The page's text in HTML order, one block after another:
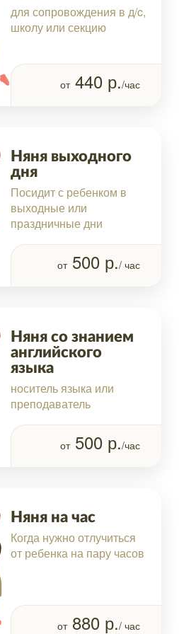
для сопровождения в д/c,
школу или секцию
от 440 р./час
Няня выходного
дня
Посидит с ребенком в
выходные или
праздничные дни
от 500 р./ час
Няня со знанием
английского
языка
носитель языка или
преподаватель
от 500 р./час
Няня на час
Когда нужно отлучиться
от ребенка на пару часов
от 880 р./ час